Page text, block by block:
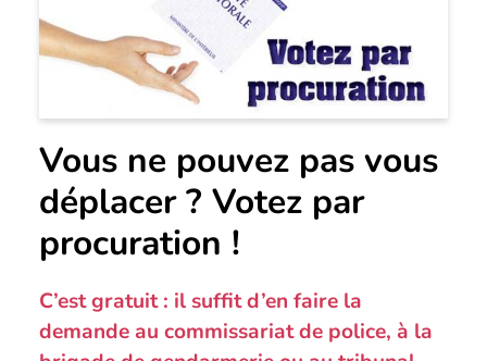
Vous ne pouvez pas vous
déplacer ? Votez par
procuration !
C’est gratuit : il suffit d’en faire la
demande au commissariat de police, à la